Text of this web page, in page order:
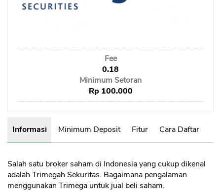
Sekuritas Saham
Asuransi
Fee
0.18
Minimum Setoran
Rp 100.000
Informasi Minimum Deposit Fitur Cara Daftar
Salah satu broker saham di Indonesia yang cukup dikenal
adalah Trimegah Sekuritas. Bagaimana pengalaman
menggunakan Trimega untuk jual beli saham.